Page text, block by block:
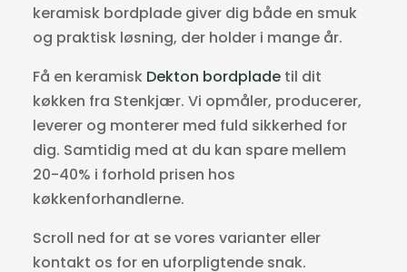
keramisk bordplade giver dig både en smuk
og praktisk løsning, der holder i mange år.
Få en keramisk Dekton bordpladetil dit
køkken fra Stenkjær. Vi opmåler, producerer,
leverer og monterer med fuld sikkerhed for
dig. Samtidig med at du kan spare mellem
20-40% i forhold prisen hos
køkkenforhandlerne.
Scroll ned for at se vores varianter eller
kontakt os for en uforpligtende snak.